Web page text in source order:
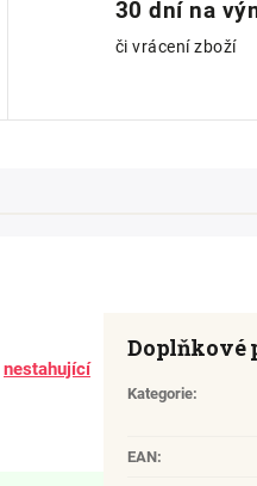
30 dní na
či vrácení zboží
nestahující
Doplňkové
Kategorie:
EAN: